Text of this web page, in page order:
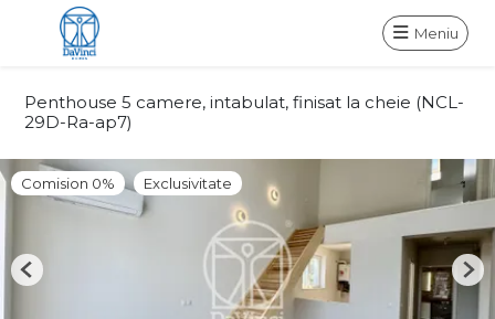
Meniu
Penthouse 5 camere, intabulat, finisat la cheie (NCL-
29D-Ra-ap7)
Comision 0% Exclusivitate
Previous